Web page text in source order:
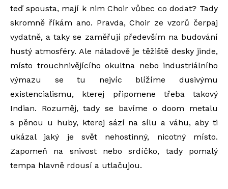
teď spousta, mají k nim Choir vůbec co dodat? Tady
skromně říkám ano. Pravda, Choir ze vzorů čerpaj
vydatně, a taky se zaměřují především na budování
hustý atmosféry. Ale náladově je těžiště desky jinde,
místo trouchnivějícího okultna nebo industriálního
výmazu se tu nejvíc blížíme dusivýmu
existencialismu, kterej připomene třeba takový
Indian. Rozuměj, tady se bavíme o doom metalu
s pěnou u huby, kterej sází na sílu a váhu, aby ti
ukázal jaký je svět nehostinný, nicotný místo.
Zapomeň na snivost nebo srdíčko, tady pomalý
tempa hlavně rdousí a utlačujou.